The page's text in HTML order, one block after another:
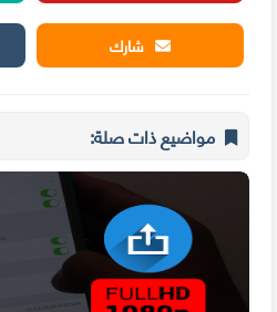
شارك
مواضيع ذات صلة: